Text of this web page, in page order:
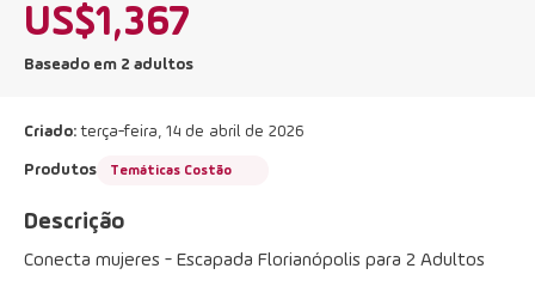
US$1,367
Baseado em 2 adultos
Criado: terça-feira, 14 de abril de 2026
Produtos Temáticas Costão
Descrição
Conecta mujeres - Escapada Florianópolis para 2 Adultos